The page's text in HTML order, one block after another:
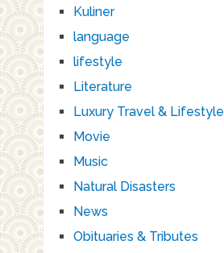
Kuliner
language
lifestyle
Literature
Luxury Travel & Lifestyle
Movie
Music
Natural Disasters
News
Obituaries & Tributes